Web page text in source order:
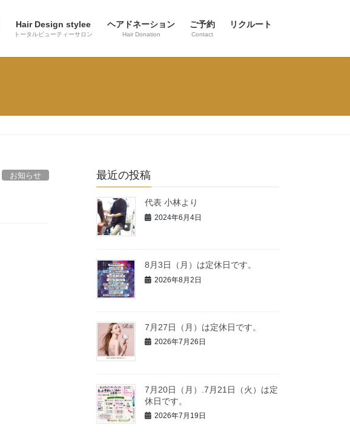
Hair Design stylee
トータルビューティーサロン
ヘアドネーション
Hair Donation
ご予約
Contact
リクルート
お知らせ 最近の投稿
代表 小林より
2024年6月4日
8月3日（月）は定休日です。
2026年8月2日
7月27日（月）は定休日です。
2026年7月26日
7月20日（月）.7月21日（火）は定
休日です。
2026年7月19日